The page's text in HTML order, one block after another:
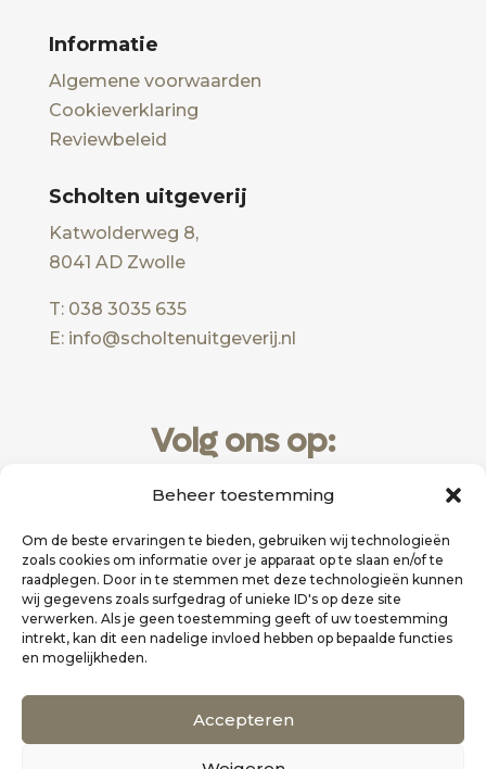
Beheer toestemming
Om de beste ervaringen te bieden, gebruiken wij technologieën
zoals cookies om informatie over je apparaat op te slaan en/of te
raadplegen. Door in te stemmen met deze technologieën kunnen
wij gegevens zoals surfgedrag of unieke ID's op deze site
verwerken. Als je geen toestemming geeft of uw toestemming
intrekt, kan dit een nadelige invloed hebben op bepaalde functies
en mogelijkheden.
Accepteren
Informatie
Algemene voorwaarden
Cookieverklaring
Reviewbeleid
Scholten uitgeverij
Katwolderweg 8,
8041 AD Zwolle
T: 038 3035 635
E: info@scholtenuitgeverij.nl
Volg ons op:
Website realisatie doorZakelijk Bereikbaar